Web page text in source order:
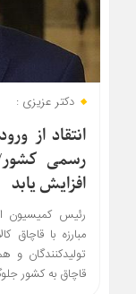
دکتر عزیزی :
انتقاد از
رسمی کشور/
افزایش یابد
رئیس کمیسیون
مبارزه با قاچاق
تولیدکنندگان و
قاچاق به کشور